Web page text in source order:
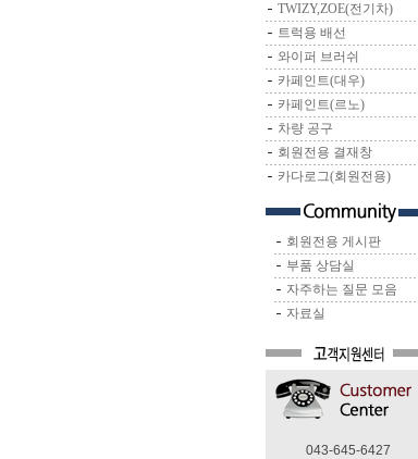
TWIZY,ZOE(전기차)
트럭용 배선
와이퍼 브러쉬
카페인트(대우)
카페인트(르노)
차량 공구
회원전용 결재창
카다로그(회원전용)
회원전용 게시판
부품 상담실
자주하는 질문 모음
자료실
043-645-6427